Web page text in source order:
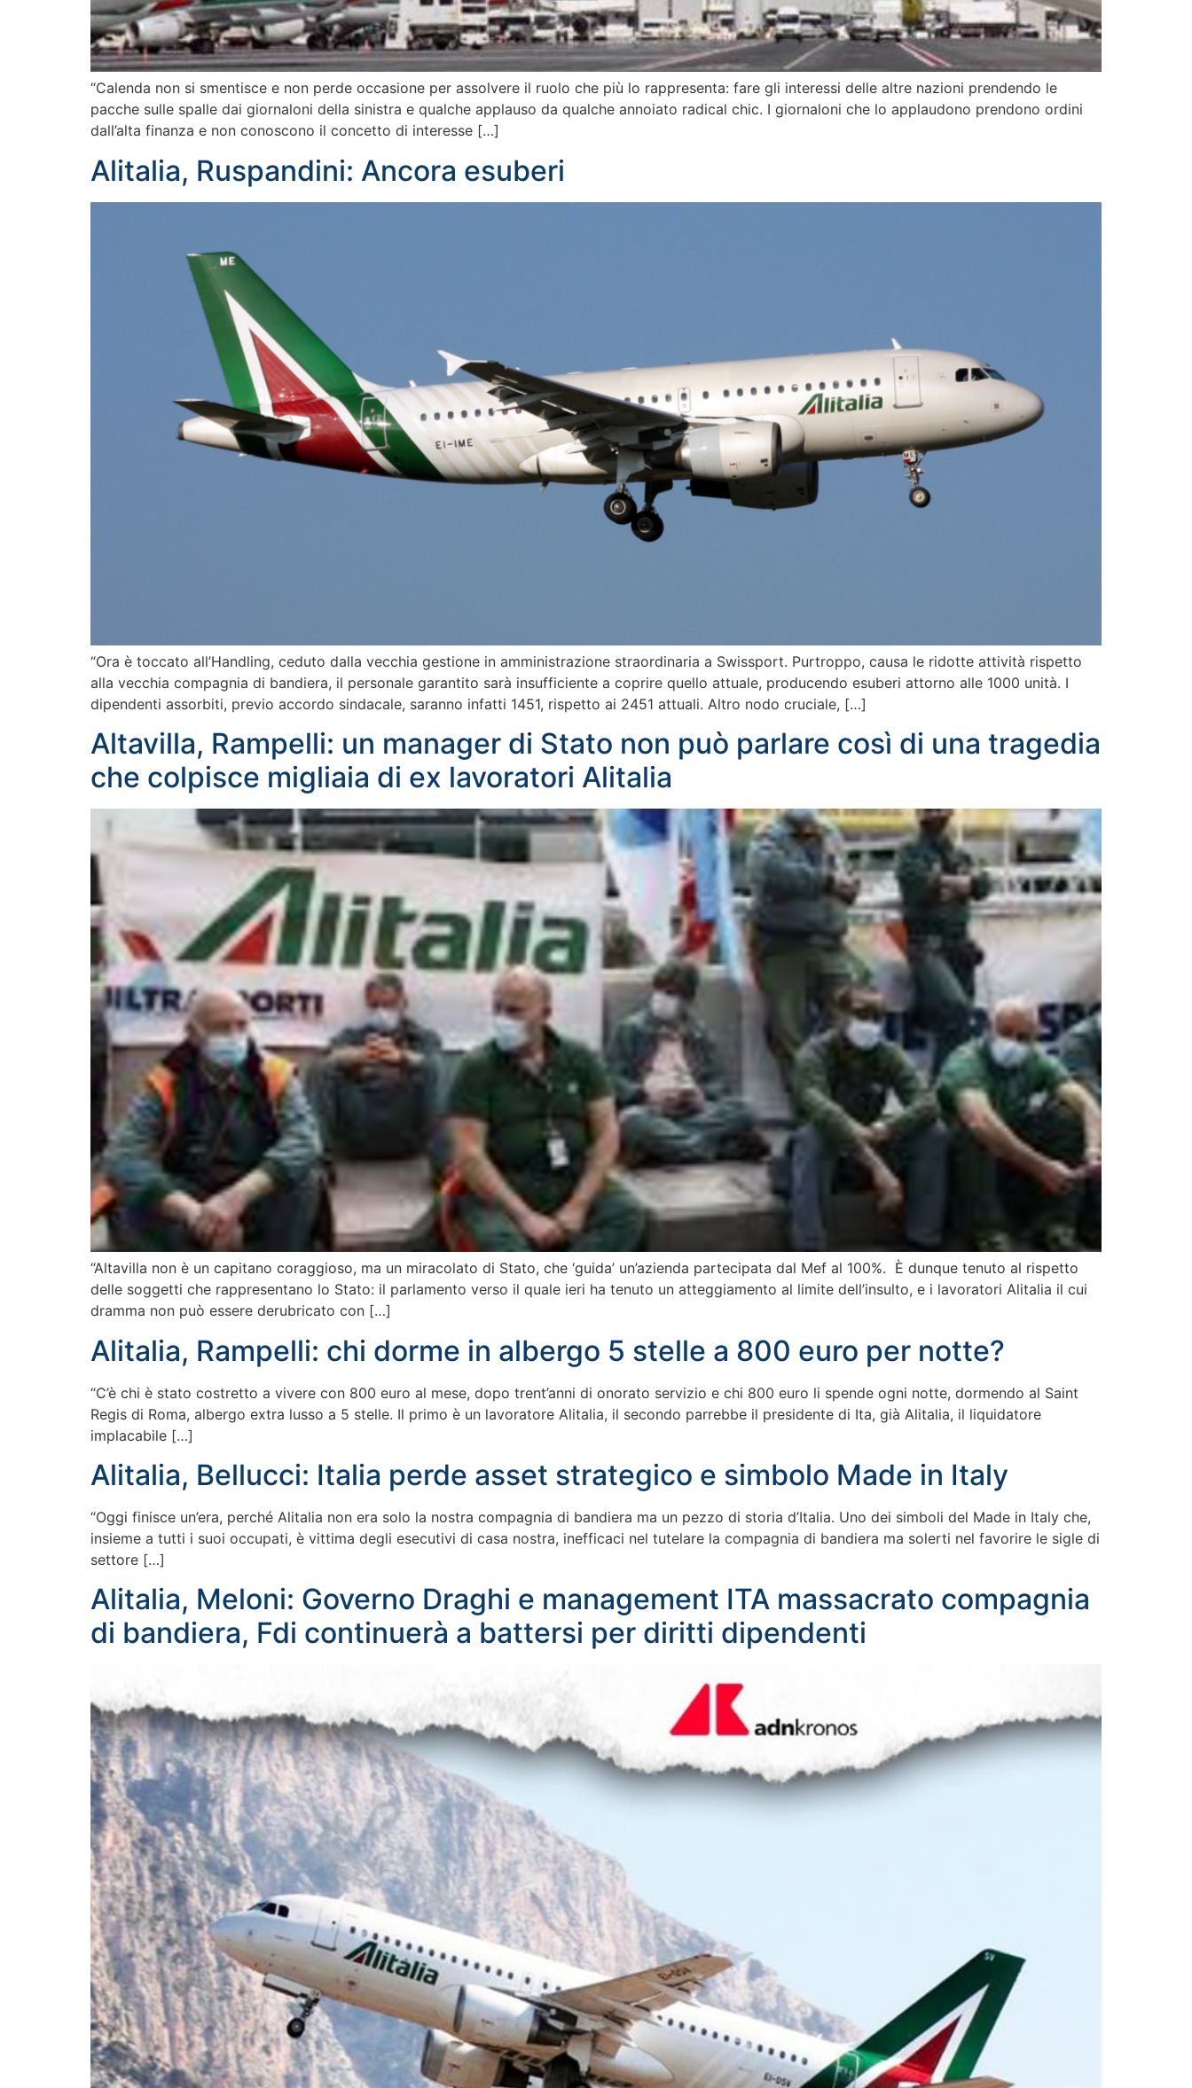
“Calenda non si smentisce e non perde occasione per assolvere il ruolo che più lo rappresenta: fare gli interessi delle altre nazioni prendendo le
pacche sulle spalle dai giornaloni della sinistra e qualche applauso da qualche annoiato radical chic. I giornaloni che lo applaudono prendono ordini
dall’alta finanza e non conoscono il concetto di interesse […]
Alitalia, Ruspandini: Ancora esuberi
“Ora è toccato all’Handling, ceduto dalla vecchia gestione in amministrazione straordinaria a Swissport. Purtroppo, causa le ridotte attività rispetto
alla vecchia compagnia di bandiera, il personale garantito sarà insufficiente a coprire quello attuale, producendo esuberi attorno alle 1000 unità. I
dipendenti assorbiti, previo accordo sindacale, saranno infatti 1451, rispetto ai 2451 attuali. Altro nodo cruciale, […]
Altavilla, Rampelli: un manager di Stato non può parlare così di una tragedia
che colpisce migliaia di ex lavoratori Alitalia
“Altavilla non è un capitano coraggioso, ma un miracolato di Stato, che ‘guida’ un’azienda partecipata dal Mef al 100%. È dunque tenuto al rispetto
delle soggetti che rappresentano lo Stato: il parlamento verso il quale ieri ha tenuto un atteggiamento al limite dell’insulto, e i lavoratori Alitalia il cui
dramma non può essere derubricato con […]
Alitalia, Rampelli: chi dorme in albergo 5 stelle a 800 euro per notte?
“C’è chi è stato costretto a vivere con 800 euro al mese, dopo trent’anni di onorato servizio e chi 800 euro li spende ogni notte, dormendo al Saint
Regis di Roma, albergo extra lusso a 5 stelle. Il primo è un lavoratore Alitalia, il secondo parrebbe il presidente di Ita, già Alitalia, il liquidatore
implacabile […]
Alitalia, Bellucci: Italia perde asset strategico e simbolo Made in Italy
“Oggi finisce un’era, perché Alitalia non era solo la nostra compagnia di bandiera ma un pezzo di storia d’Italia. Uno dei simboli del Made in Italy che,
insieme a tutti i suoi occupati, è vittima degli esecutivi di casa nostra, inefficaci nel tutelare la compagnia di bandiera ma solerti nel favorire le sigle di
settore […]
Alitalia, Meloni: Governo Draghi e management ITA massacrato compagnia
di bandiera, Fdi continuerà a battersi per diritti dipendenti